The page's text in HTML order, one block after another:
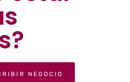
NEGOCIO